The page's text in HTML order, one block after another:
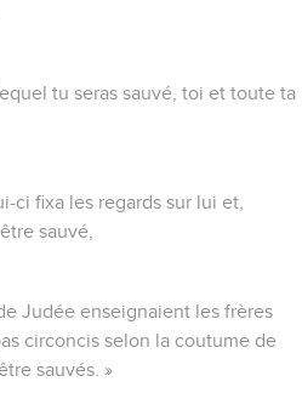
tu seras sauvé, toi et toute ta
ci fixa les regards sur lui et,
sauvé,
Judée enseignaient les frères
circoncis selon la coutume de
sauvés. »